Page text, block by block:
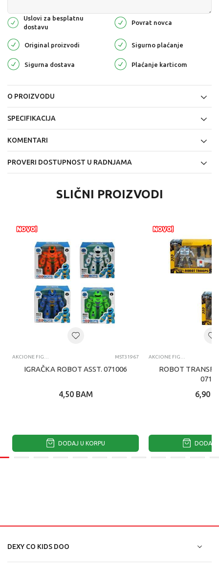
Uslovi za besplatnu
dostavu
Povrat novca
Original proizvodi Sigurno plaćanje
Sigurna dostava Plaćanje karticom
O PROIZVODU
SPECIFIKACIJA
KOMENTARI
PROVERI DOSTUPNOST U RADNJAMA
SLIČNI PROIZVODI
AKCIONE FIGURE I SETOVI MST31967
IGRAČKA ROBOT ASST. 071006
4,50 BAM
DODAJ U KORPU
AKCIONE FIGURE I SETOVI
ROBOT
6,90
DODAJ
DEXY CO KIDS DOO